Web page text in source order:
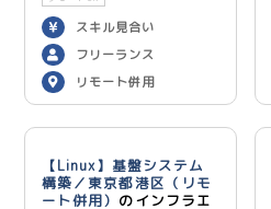
スキル見合い
フリーランス
リモート併用
【Linux】基盤システム
構築／東京都港区（リモ
ート併用） のインフラエ